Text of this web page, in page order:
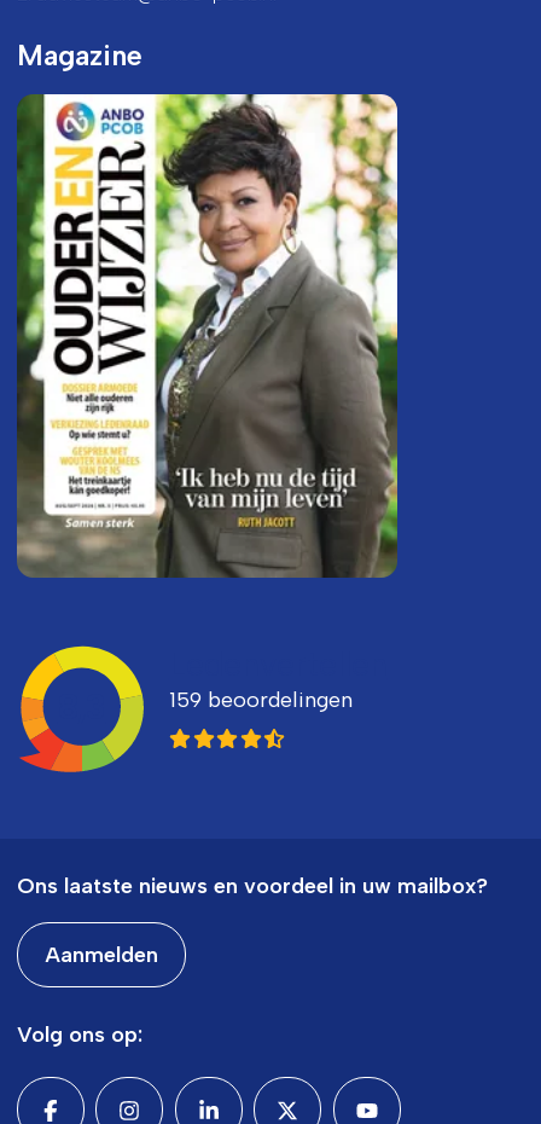
Magazine
159 beoordelingen
Ons laatste nieuws en voordeel in uw mailbox?
Aanmelden
Volg ons op: